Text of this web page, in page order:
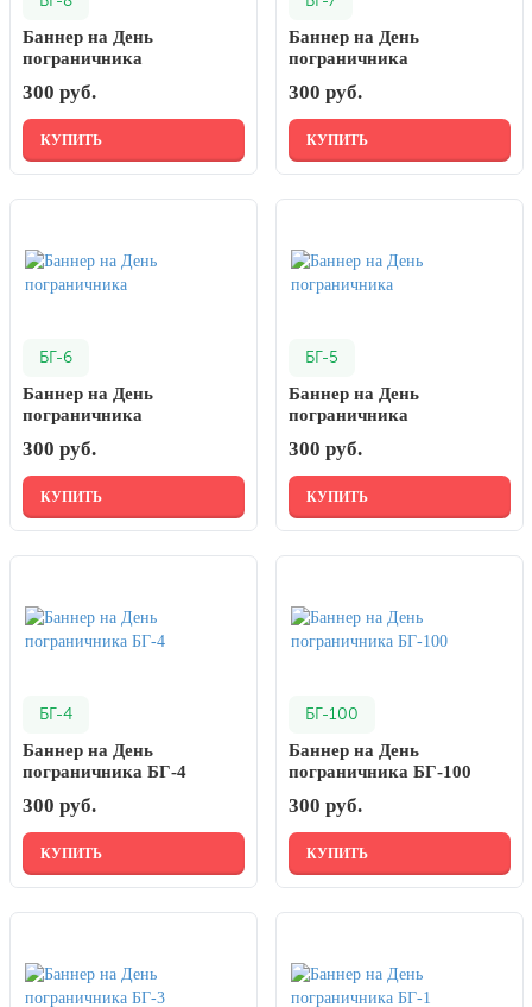
День города Москвы (первая суббота
сентября)
День нефтяника (первое воскресенье
сентября)
8 сентября, День танкиста (второе
5 октября, День учителя
25 октября, День Таможенника
28 октября, День Бабушек и Дедушек
Хэллоуин
4 ноября, День народного единства
7 ноября, День проведения военного
парада на Красной площади
революции
10 ноября, День сотрудника органов
13 ноября, День Войск РХБЗ
19 ноября, День Ракетных Войск и
Артиллерии
День матери (последнее воскресенье
ноября)
5 декабря, День начала
9 декабря, День Героев Отечества
Баннер на День
пограничника
300 руб.
КУПИТЬ
Баннер на День
пограничника
300 руб.
КУПИТЬ
БГ-6
Баннер на День
пограничника
300 руб.
КУПИТЬ
БГ-5
Баннер на День
пограничника
300 руб.
КУПИТЬ
БГ-4
Баннер на День
пограничника БГ-4
300 руб.
КУПИТЬ
БГ-100
Баннер на День
пограничника БГ-100
300 руб.
КУПИТЬ